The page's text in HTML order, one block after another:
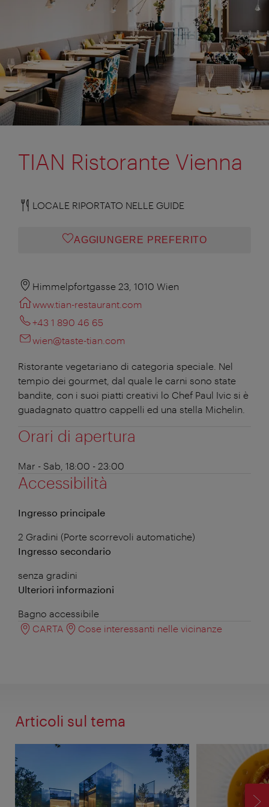
TIAN Ristorante Vienna
LOCALE RIPORTATO NELLE GUIDE
AGGIUNGERE PREFERITO
Himmelpfortgasse 23, 1010 Wien
www.tian-restaurant.com
+43 1 890 46 65
wien@taste-tian.com
Ristorante vegetariano di categoria speciale. Nel
tempio dei gourmet, dal quale le carni sono state
bandite, con i suoi piatti creativi lo Chef Paul Ivic si è
guadagnato quattro cappelli ed una stella Michelin.
Orari di apertura
Mar - Sab, 18:00 - 23:00
Accessibilità
Ingresso principale
2 Gradini (Porte scorrevoli automatiche)
Ingresso secondario
senza gradini
Ulteriori informazioni
Bagno accessibile
CARTA
Cose interessanti nelle vicinanze
Articoli sul tema